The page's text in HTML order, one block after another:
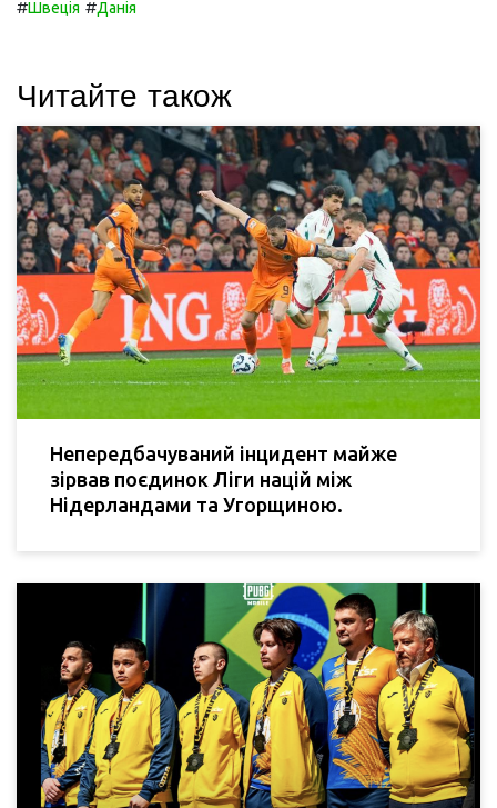
#Швеція #Данія
Читайте також
Непередбачуваний інцидент майже
зірвав поєдинок Ліги націй між
Нідерландами та Угорщиною.